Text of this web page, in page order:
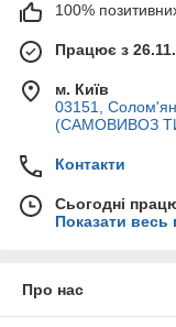
100%
Працює з
м. Київ
03151,
(САМОВИВОЗ
Контакти
Сьогодні
Показати весь
Про нас